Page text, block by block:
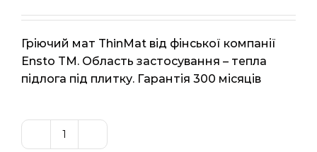
Гріючий мат ThinMat від фінської компанії
Ensto TM. Область застосування – тепла
підлога під плитку. Гарантія 300 місяців
Нагрівальний